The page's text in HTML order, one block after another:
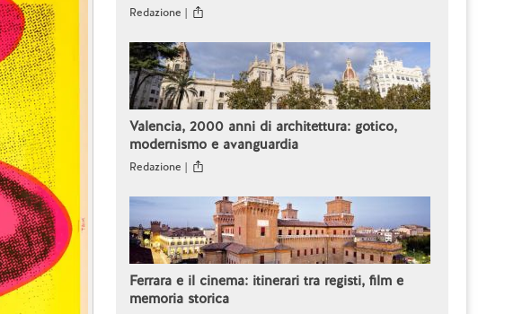
Redazione |
Valencia, 2000 anni di architettura: gotico,
modernismo e avanguardia
Redazione |
Ferrara e il cinema: itinerari tra registi, film e
memoria storica